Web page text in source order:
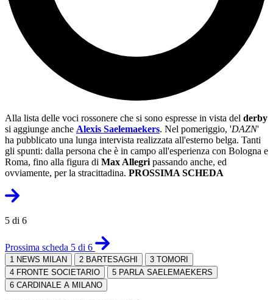
Alla lista delle voci rossonere che si sono espresse in vista del derby
si aggiunge anche Alexis Saelemaekers. Nel pomeriggio, 'DAZN'
ha pubblicato una lunga intervista realizzata all'esterno belga. Tanti
gli spunti: dalla persona che è in campo all'esperienza con Bologna e
Roma, fino alla figura di Max Allegri passando anche, ed
ovviamente, per la stracittadina. PROSSIMA SCHEDA
5 di 6
Prossima scheda 5 di 6
1 NEWS MILAN 2 BARTESAGHI 3 TOMORI
4 FRONTE SOCIETARIO 5 PARLA SAELEMAEKERS
6 CARDINALE A MILANO